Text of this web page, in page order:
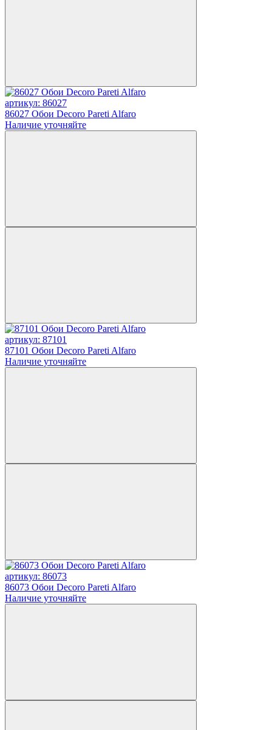
артикул: 86027
86027 Обои Decoro Pareti Alfaro
Наличие уточняйте
артикул: 87101
87101 Обои Decoro Pareti Alfaro
Наличие уточняйте
артикул: 86073
86073 Обои Decoro Pareti Alfaro
Наличие уточняйте